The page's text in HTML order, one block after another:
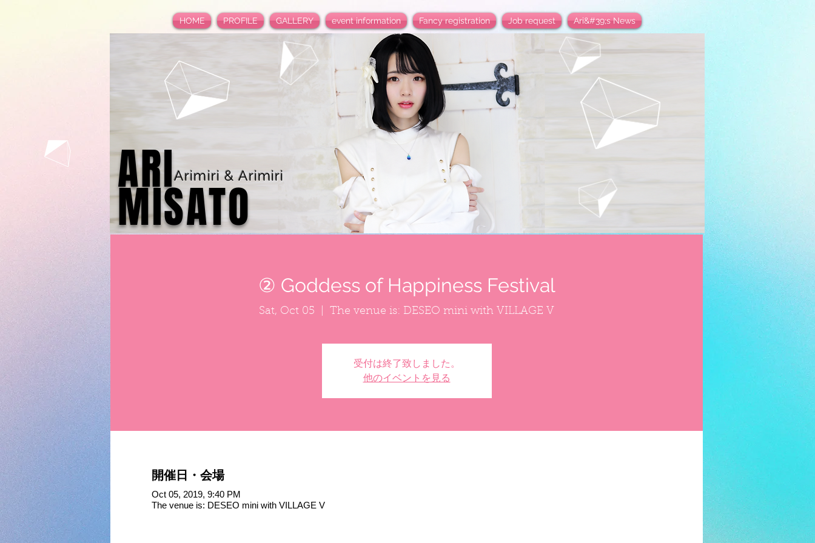
HOME PROFILE GALLERY event information Fancy registration Job request Ari&#39;s News
ARI
MISATO
Arimiri & Arimiri
② Goddess of Happiness Festival
Sat, Oct 05 The venue is: DESEO mini with VILLAGE V
受付は終了致しました。
他のイベントを見る
開催日・会場
Oct 05, 2019, 9:40 PM
The venue is: DESEO mini with VILLAGE V